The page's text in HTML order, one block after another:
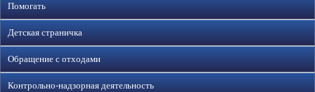
Помогать
Детская страничка
Обращение с отходами
Контрольно-надзорная деятельность